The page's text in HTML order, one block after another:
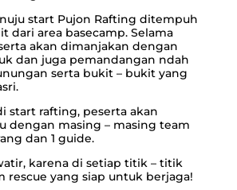
start Pujon Rafting ditempuh
dari area basecamp. Selama
akan dimanjakan dengan
dan juga pemandangan ndah
serta bukit – bukit yang
start rafting, peserta akan
dengan masing – masing team
dan 1 guide.
karena di setiap titik – titik
rescue yang siap untuk berjaga!